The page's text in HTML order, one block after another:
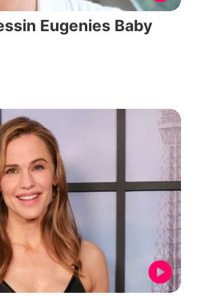
Eugenies Baby